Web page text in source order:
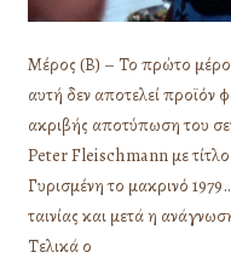
Μέρος (Β) – Το πρώτο
αυτή δεν αποτελεί προϊόν
ακριβής αποτύπωση του
Peter Fleischmann με
Γυρισμένη το μακρινό
ταινίας και μετά η
Τελικά ο